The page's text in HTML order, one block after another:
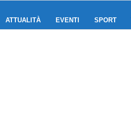
ATTUALITÀ EVENTI SPORT